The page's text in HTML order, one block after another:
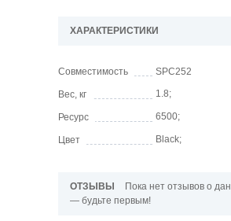
ХАРАКТЕРИСТИКИ
Совместимость SPC252
Вес, кг 1.8;
Ресурс 6500;
Цвет Black;
ОТЗЫВЫ
Пока нет отзывов о
— будьте первым!